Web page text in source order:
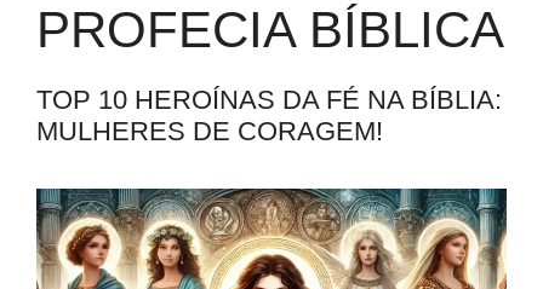
PROFECIA BÍBLICA
TOP 10 HEROÍNAS DA FÉ NA BÍBLIA:
MULHERES DE CORAGEM!